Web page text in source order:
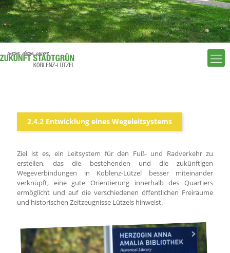
2.4.2 Entwicklung eines Wegeleitsystems
Ziel ist es, ein Leitsystem für den Fuß- und Radverkehr zu
erstellen, das die bestehenden und die zukünftigen
Wegeverbindungen in Koblenz-Lützel besser miteinander
verknüpft, eine gute Orientierung innerhalb des Quartiers
ermöglicht und auf die verschiedenen öffentlichen Freiräume
und historischen Zeitzeugnisse Lützels hinweist.